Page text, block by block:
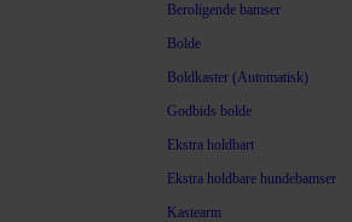
Beroligende bamser
Bolde
Boldkaster (Automatisk)
Godbids bolde
Ekstra holdbart
Ekstra holdbare hundebamser
Kastearm